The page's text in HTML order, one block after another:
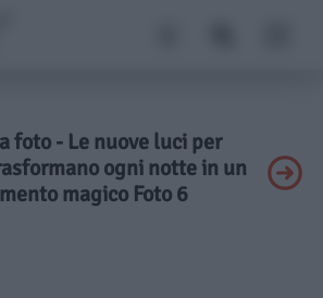
foto - Le nuove luci per
ogni notte in un
magico Foto 6